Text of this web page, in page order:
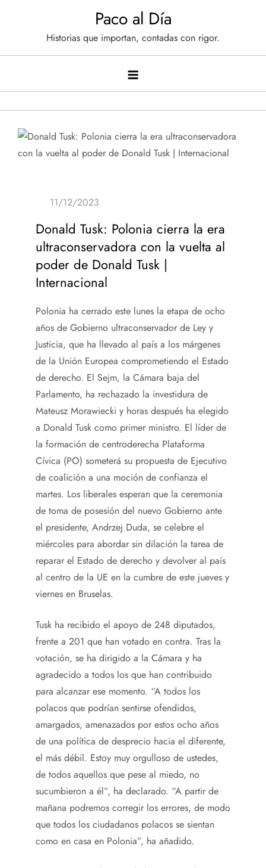
Paco al Día
Historias que importan, contadas con rigor.
Donald Tusk: Polonia cierra la era
ultraconservadora con la vuelta al
poder de Donald Tusk |
Internacional
Polonia ha cerrado este lunes la etapa de ocho
años de Gobierno ultraconservador de Ley y
Justicia, que ha llevado al país a los márgenes
de la Unión Europea comprometiendo el Estado
de derecho. El Sejm, la Cámara baja del
Parlamento, ha rechazado la investidura de
Mateusz Morawiecki y horas después ha elegido
a Donald Tusk como primer ministro. El líder de
la formación de centroderecha Plataforma
Cívica (PO) someterá su propuesta de Ejecutivo
de coalición a una moción de confianza el
martes. Los liberales esperan que la ceremonia
de toma de posesión del nuevo Gobierno ante
el presidente, Andrzej Duda, se celebre el
miércoles para abordar sin dilación la tarea de
reparar el Estado de derecho y devolver al país
al centro de la UE en la cumbre de este jueves y
viernes en Bruselas.
Tusk ha recibido el apoyo de 248 diputados,
frente a 201 que han votado en contra. Tras la
votación, se ha dirigido a la Cámara y ha
agradecido a todos los que han contribuido
para alcanzar ese momento. “A todos los
polacos que podrían sentirse ofendidos,
amargados, amenazados por estos ocho años
de una política de desprecio hacia el diferente,
el más débil. Estoy muy orgulloso de ustedes,
de todos aquellos que pese al miedo, no
sucumbieron a él”, ha declarado. “A partir de
mañana podremos corregir los errores, de modo
que todos los ciudadanos polacos se sientan
como en casa en Polonia”, ha añadido.